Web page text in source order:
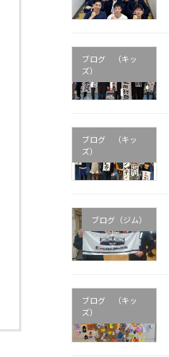
ブログ （キッ
ズ）
ブログ （キッ
ズ）
ブログ（ジム）
ブログ （キッ
ズ）